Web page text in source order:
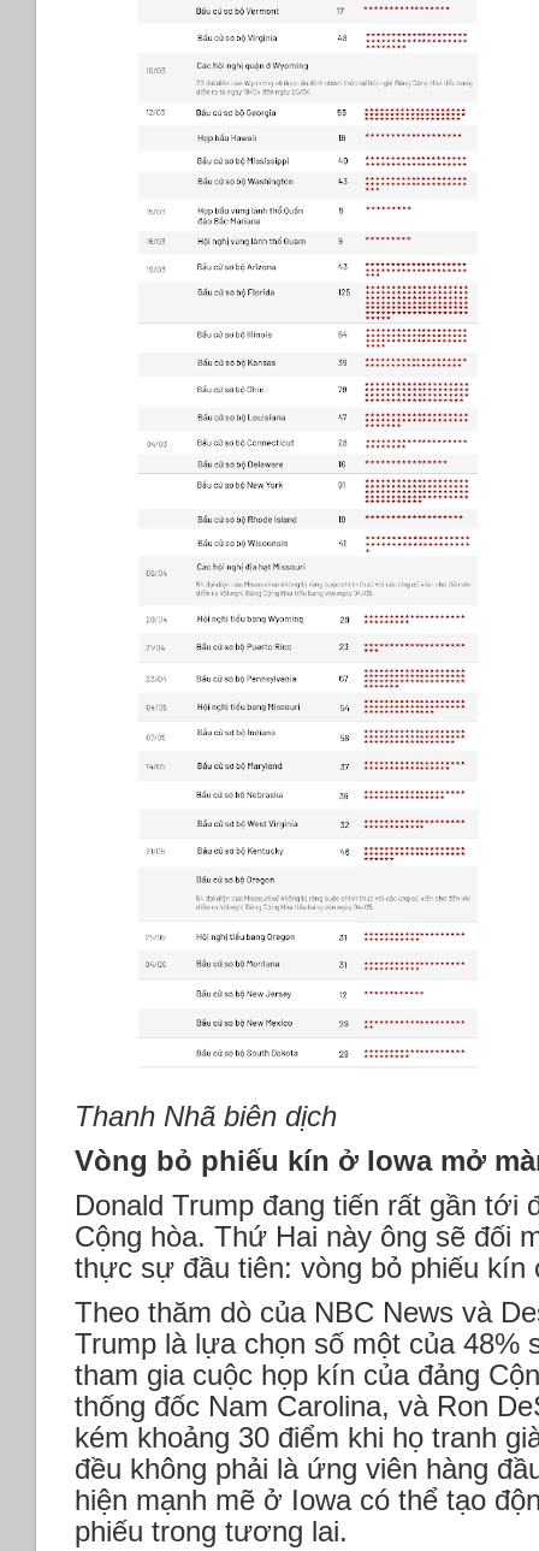
Thanh Nhã biên dịch
Vòng bỏ phiếu kín ở Iowa mở
Donald Trump đang tiến rất gần tới
Cộng hòa. Thứ Hai này ông sẽ đối
thực sự đầu tiên: vòng bỏ phiếu kín
Theo thăm dò của NBC News và
Trump là lựa chọn số một của 48%
tham gia cuộc họp kín của đảng
thống đốc Nam Carolina, và Ron
kém khoảng 30 điểm khi họ tranh
đều không phải là ứng viên hàng
hiện mạnh mẽ ở Iowa có thể tạo
phiếu trong tương lai.